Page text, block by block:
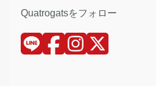
Quatrogatsをフォロー